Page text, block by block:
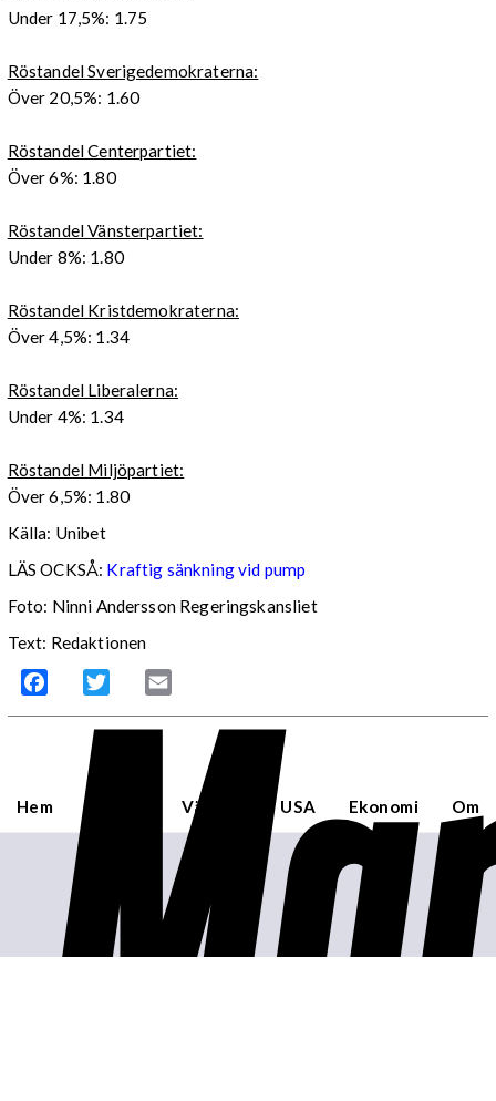
Under 17,5%: 1.75
Röstandel Sverigedemokraterna:
Över 20,5%: 1.60
Röstandel Centerpartiet:
Över 6%: 1.80
Röstandel Vänsterpartiet:
Under 8%: 1.80
Röstandel Kristdemokraterna:
Över 4,5%: 1.34
Röstandel Liberalerna:
Under 4%: 1.34
Röstandel Miljöpartiet:
Över 6,5%: 1.80
Källa: Unibet
LÄS OCKSÅ: Kraftig sänkning vid pump
Foto: Ninni Andersson Regeringskansliet
Text: Redaktionen
Facebook Twitter
Hem Världen USA Ekonomi Om